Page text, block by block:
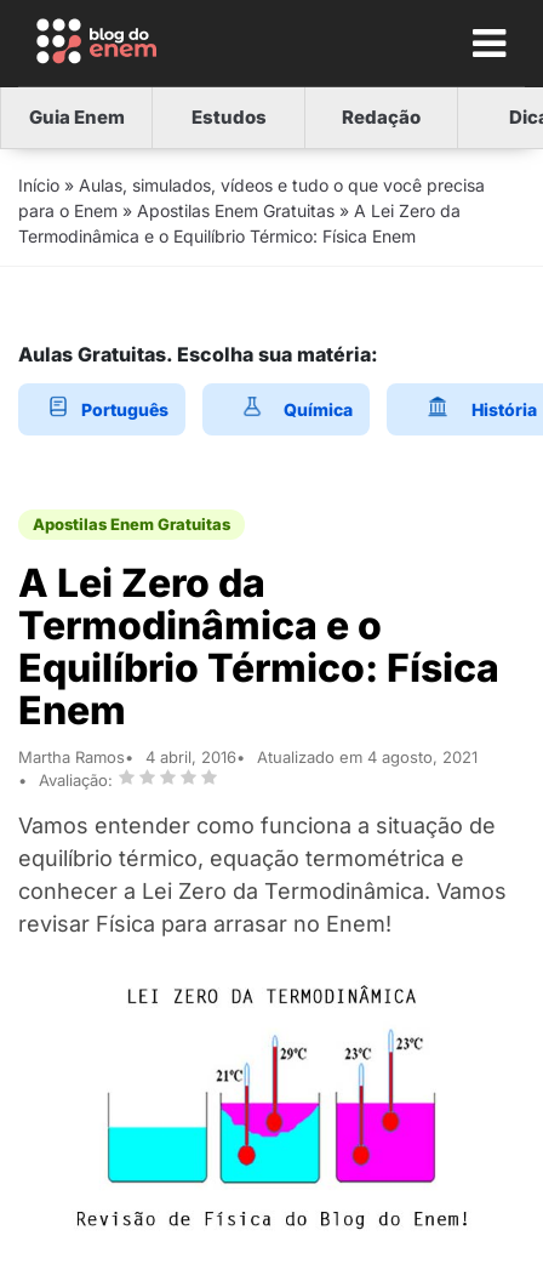
Guia Enem Estudos Redação
Início » Aulas, simulados, vídeos e tudo o que você precisa
para o Enem » Apostilas Enem Gratuitas » A Lei Zero da
Termodinâmica e o Equilíbrio Térmico: Física Enem
Aulas Gratuitas. Escolha sua matéria:
Português Química História
Apostilas Enem Gratuitas
A Lei Zero da
Termodinâmica e o
Equilíbrio Térmico: Física
Enem
Martha Ramos 4 abril, 2016
Atualizado em 4 agosto, 2021
Avaliação:
Vamos entender como funciona a situação de
equilíbrio térmico, equação termométrica e
conhecer a Lei Zero da Termodinâmica. Vamos
revisar Física para arrasar no Enem!